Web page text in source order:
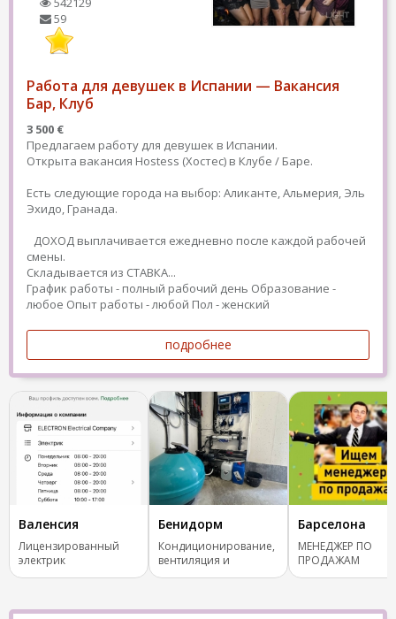
59
Работа для девушек в Испании — Вакансия
Бар, Клуб
3 500 €
Предлагаем работу для девушек в Испании.
Открыта вакансия Hostess (Хостес) в Клубе / Баре.
Есть следующие города на выбор: Аликанте, Альмерия, Эль
Эхидо, Гранада.
ДОХОД выплачивается ежедневно после каждой рабочей
смены.
Складывается из СТАВКА...
График работы - полный рабочий день Образование -
любое Опыт работы - любой Пол - женский
подробнее
Валенсия
Лицензированный
электрик
Бенидорм
Кондиционирование,
вентиляция и
отопление.
Барселона
МЕНЕДЖЕР ПО
ПРОДАЖАМ
(COMERCIAL) ✨